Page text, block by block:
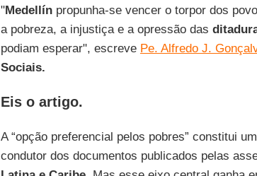
"Medellínpropunha-se vencer o torpor dos
a pobreza, a injustiça e a opressão das
podiam esperar", escreve Pe. Alfredo J.
Sociais.
Eis o artigo.
A “opção preferencial pelos pobres” constitui
condutor dos documentos publicados pelas